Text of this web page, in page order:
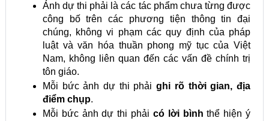
Ảnh dự thi phải là các tác phẩm chưa từng được
công bố trên các phương tiện thông tin đại
chúng, không vi phạm các quy định của pháp
luật và văn hóa thuần phong mỹ tục của Việt
Nam, không liên quan đến các vấn đề chính trị
tôn giáo.
Mỗi bức ảnh dự thi phảighi rõ thời gian, địa
điểm chụp.
Mỗi bức ảnh dự thi phải có lời bình thể hiện ý